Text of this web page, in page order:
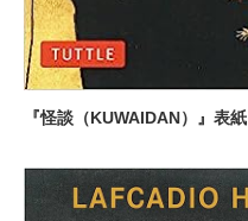
『怪談（KUWAIDAN）』表紙